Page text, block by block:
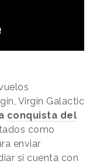
Virgin Galactic
conquista del
como
enviar
si cuenta con